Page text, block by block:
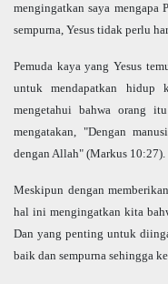
mengingatkan saya mengapa
sempurna, Yesus tidak perlu
Pemuda kaya yang Yesus
untuk mendapatkan hidup
mengetahui bahwa orang
mengatakan, "Dengan
dengan Allah" (Markus 10:27).
Meskipun dengan
hal ini mengingatkan kita
Dan yang penting untuk
baik dan sempurna sehingga